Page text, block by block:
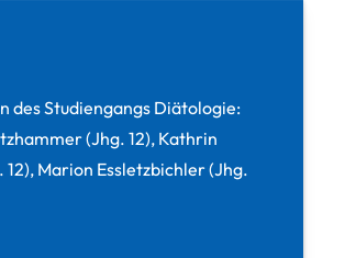
des Studiengangs Diätologie:
(Jhg. 12), Kathrin
12), Marion Essletzbichler (Jhg.